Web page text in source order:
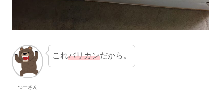
つーさん
これバリカンだから。